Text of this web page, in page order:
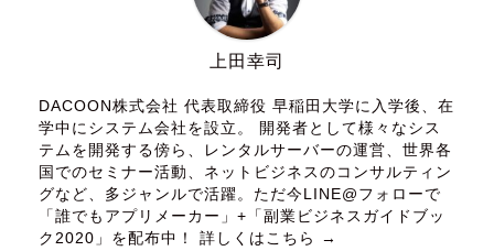
上田幸司
DACOON株式会社 代表取締役 早稲田大学に入学後、在
学中にシステム会社を設立。 開発者として様々なシス
テムを開発する傍ら、レンタルサーバーの運営、世界各
国でのセミナー活動、ネットビジネスのコンサルティン
グなど、多ジャンルで活躍。ただ今LINE@フォローで
「誰でもアプリメーカー」+「副業ビジネスガイドブッ
ク2020」を配布中！ 詳しくはこちら →